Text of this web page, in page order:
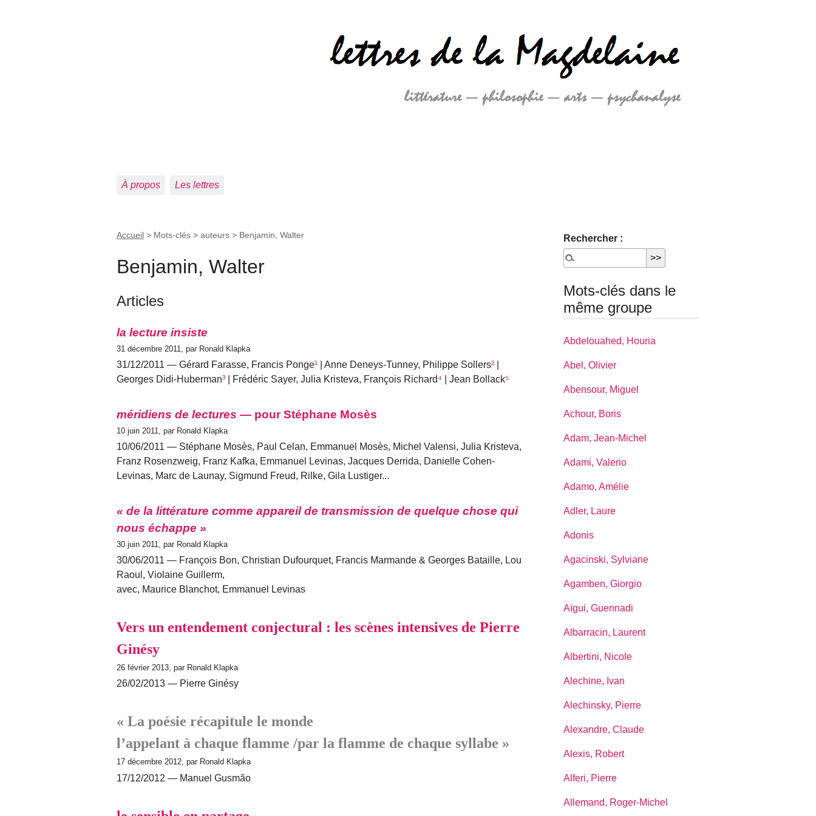
À propos Les lettres
Accueil > Mots-clés > auteurs > Benjamin, Walter
Benjamin, Walter
Articles
la lecture insiste
31 décembre 2011, par Ronald Klapka
31/12/2011 — Gérard Farasse, Francis Ponge¹ | Anne Deneys-Tunney, Philippe Sollers²
Georges Didi-Huberman³ | Frédéric Sayer, Julia Kristeva, François Richard⁴ | Jean Bollack⁵
méridiens de lectures — pour Stéphane Mosès
10 juin 2011, par Ronald Klapka
10/06/2011 — Stéphane Mosès, Paul Celan, Emmanuel Mosès, Michel Valensi, Julia Kristeva,
Franz Rosenzweig, Franz Kafka, Emmanuel Levinas, Jacques Derrida, Danielle Cohen-
Levinas, Marc de Launay, Sigmund Freud, Rilke, Gila Lustiger...
« de la littérature comme appareil de transmission de quelque chose qui
nous échappe »
30 juin 2011, par Ronald Klapka
30/06/2011 — François Bon, Christian Dufourquet, Francis Marmande & Georges Bataille, Lou
Raoul, Violaine Guillerm,
avec, Maurice Blanchot, Emmanuel Levinas
Vers un entendement conjectural : les scènes intensives de Pierre
Ginésy
26 février 2013, par Ronald Klapka
26/02/2013 — Pierre Ginésy
« La poésie récapitule le monde
l’appelant à chaque flamme /par la flamme de chaque syllabe »
17 décembre 2012, par Ronald Klapka
17/12/2012 — Manuel Gusmão
Rechercher :
Mots-clés dans le
même groupe
Abdelouahed, Houria
Abel, Olivier
Abensour, Miguel
Achour, Boris
Adam, Jean-Michel
Adami, Valerio
Adamo, Amélie
Adler, Laure
Adonis
Agacinski, Sylviane
Agamben, Giorgio
Aïgui, Guennadi
Albarracin, Laurent
Albertini, Nicole
Alechine, Ivan
Alechinsky, Pierre
Alexandre, Claude
Alexis, Robert
Alferi, Pierre
Allemand, Roger-Michel